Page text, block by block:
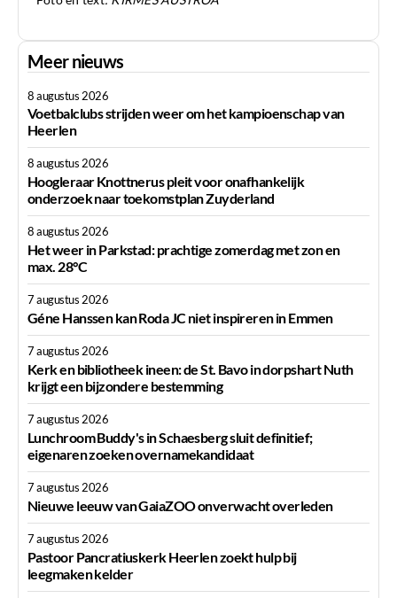
Meer nieuws
8 augustus 2026
Voetbalclubs strijden weer om het kampioenschap van
Heerlen
8 augustus 2026
Hoogleraar Knottnerus pleit voor onafhankelijk
onderzoek naar toekomstplan Zuyderland
8 augustus 2026
Het weer in Parkstad: prachtige zomerdag met zon en
max. 28°C
7 augustus 2026
Géne Hanssen kan Roda JC niet inspireren in Emmen
7 augustus 2026
Kerk en bibliotheek ineen: de St. Bavo in dorpshart Nuth
krijgt een bijzondere bestemming
7 augustus 2026
Lunchroom Buddy's in Schaesberg sluit definitief;
eigenaren zoeken overnamekandidaat
7 augustus 2026
Nieuwe leeuw van GaiaZOO onverwacht overleden
7 augustus 2026
Pastoor Pancratiuskerk Heerlen zoekt hulp bij
leegmaken kelder